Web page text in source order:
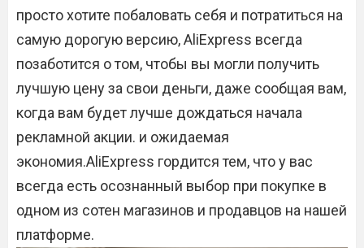
просто хотите побаловать себя и потратиться на
самую дорогую версию, AliExpress всегда
позаботится о том, чтобы вы могли получить
лучшую цену за свои деньги, даже сообщая вам,
когда вам будет лучше дождаться начала
рекламной акции. и ожидаемая
экономия.AliExpress гордится тем, что у вас
всегда есть осознанный выбор при покупке в
одном из сотен магазинов и продавцов на нашей
платформе.